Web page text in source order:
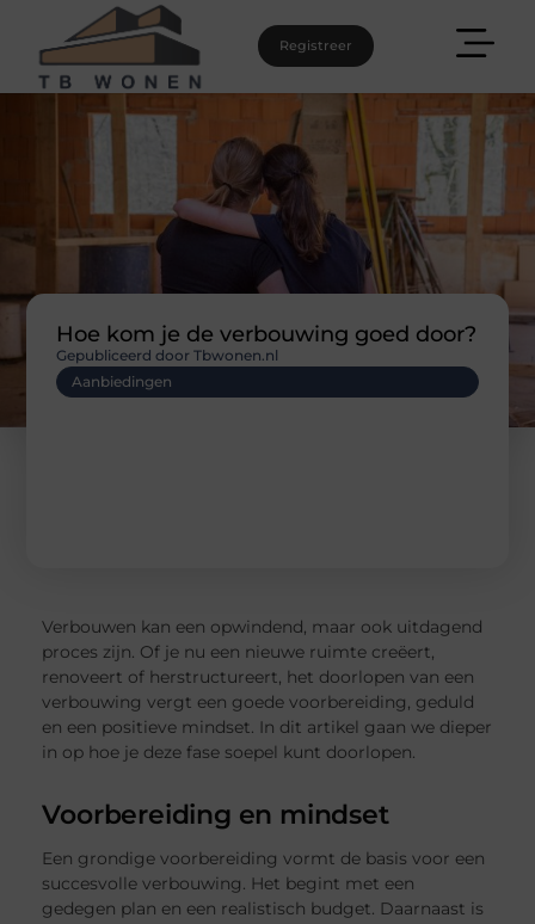
Registreer
Hoe kom je de verbouwing goed door?
Aanbiedingen
Gepubliceerd door Tbwonen.nl
Verbouwen kan een opwindend, maar ook uitdagend
proces zijn. Of je nu een nieuwe ruimte creëert,
renoveert of herstructureert, het doorlopen van een
verbouwing vergt een goede voorbereiding, geduld
en een positieve mindset. In dit artikel gaan we dieper
in op hoe je deze fase soepel kunt doorlopen.
Voorbereiding en mindset
Een grondige voorbereiding vormt de basis voor een
succesvolle verbouwing. Het begint met een
gedegen plan en een realistisch budget. Daarnaast is